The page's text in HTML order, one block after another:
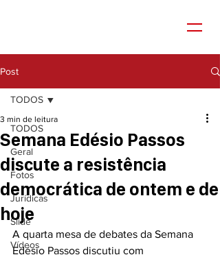
Post
TODOS
Geral
Fotos
Jurídicas
Slide
Vídeos
TODOS
Semana Edésio Passos
discute a resistência
democrática de ontem e de
hoje
3 min de leitura
A quarta mesa de debates da Semana
Edésio Passos discutiu com